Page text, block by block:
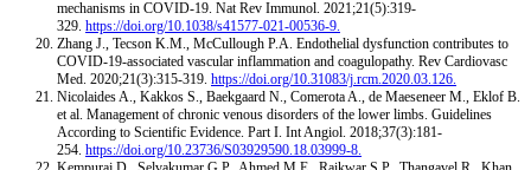
mechanisms in COVID-19. Nat Rev Immunol. 2021;21(5):319-
329. https://doi.org/10.1038/s41577-021-00536-9.
Zhang J., Tecson K.M., McCullough P.A. Endothelial dysfunction contributes to
COVID-19-associated vascular inflammation and coagulopathy. Rev Cardiovasc
Med. 2020;21(3):315-319. https://doi.org/10.31083/j.rcm.2020.03.126.
Nicolaides A., Kakkos S., Baekgaard N., Comerota A., de Maeseneer M., Eklof B.
et al. Management of chronic venous disorders of the lower limbs. Guidelines
According to Scientific Evidence. Part I. Int Angiol. 2018;37(3):181-
254. https://doi.org/10.23736/S03929590.18.03999-8.